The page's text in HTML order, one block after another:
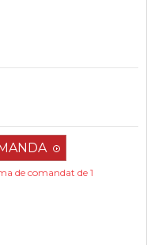
de comandat de 1